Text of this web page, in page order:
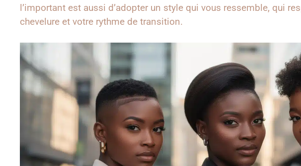
l’important est aussi d’adopter un style qui vous ressemble, qui
chevelure et votre rythme de transition.